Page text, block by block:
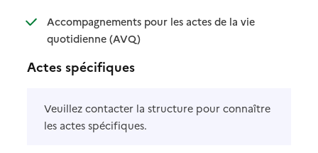
Accompagnements pour les actes de la vie
quotidienne (AVQ): disponible
: non disponible
Actes spécifiques
Veuillez contacter la structure pour connaître
les actes spécifiques.